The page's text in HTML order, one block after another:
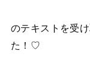
のテキストを受
た！♡